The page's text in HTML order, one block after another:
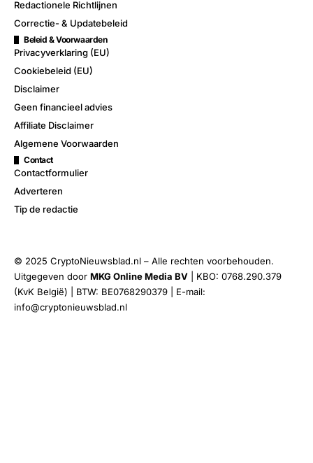
Redactionele Richtlijnen
Correctie- & Updatebeleid
Beleid & Voorwaarden
Privacyverklaring (EU)
Cookiebeleid (EU)
Disclaimer
Geen financieel advies
Affiliate Disclaimer
Algemene Voorwaarden
Contact
Contactformulier
Adverteren
Tip de redactie
© 2025 CryptoNieuwsblad.nl – Alle rechten voorbehouden.
Uitgegeven door MKG Online Media BV | KBO: 0768.290.379
(KvK België) | BTW: BE0768290379 | E-mail:
info@cryptonieuwsblad.nl